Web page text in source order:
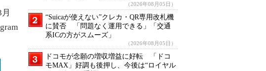
（2026年08月05日）
“Suicaが使えない”クレカ・QR専用改札機
に賛否 「問題なく運用できる」「交通
系ICの方がスムーズ」
（2026年08月05日）
ドコモが念願の増収増益に好転 「ドコ
モMAX」好調も後押し、今後は“ロイヤル